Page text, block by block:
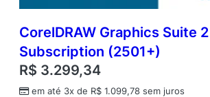
CorelDRAW Graphics Suite
Subscription (2501+)
R$ 3.299,34
em até 3x de R$ 1.099,78 sem juros